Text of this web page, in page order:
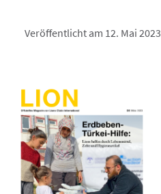
Veröffentlicht am 12. Mai 2023